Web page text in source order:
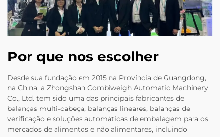
Por que nos escolher
Desde sua fundação em 2015 na Província de Guangdong,
na China, a Zhongshan Combiweigh Automatic Machinery
Co., Ltd. tem sido uma das principais fabricantes de
balanças multi-cabeça, balanças lineares, balanças de
verificação e soluções automáticas de embalagem para os
mercados de alimentos e não alimentares, incluindo